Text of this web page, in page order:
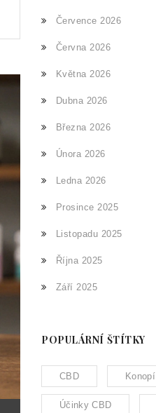
Července 2026
Června 2026
Května 2026
Dubna 2026
Března 2026
Února 2026
Ledna 2026
Prosince 2025
Listopadu 2025
Října 2025
Září 2025
POPULÁRNÍ ŠTÍTKY
CBD Konopí
Účinky CBD